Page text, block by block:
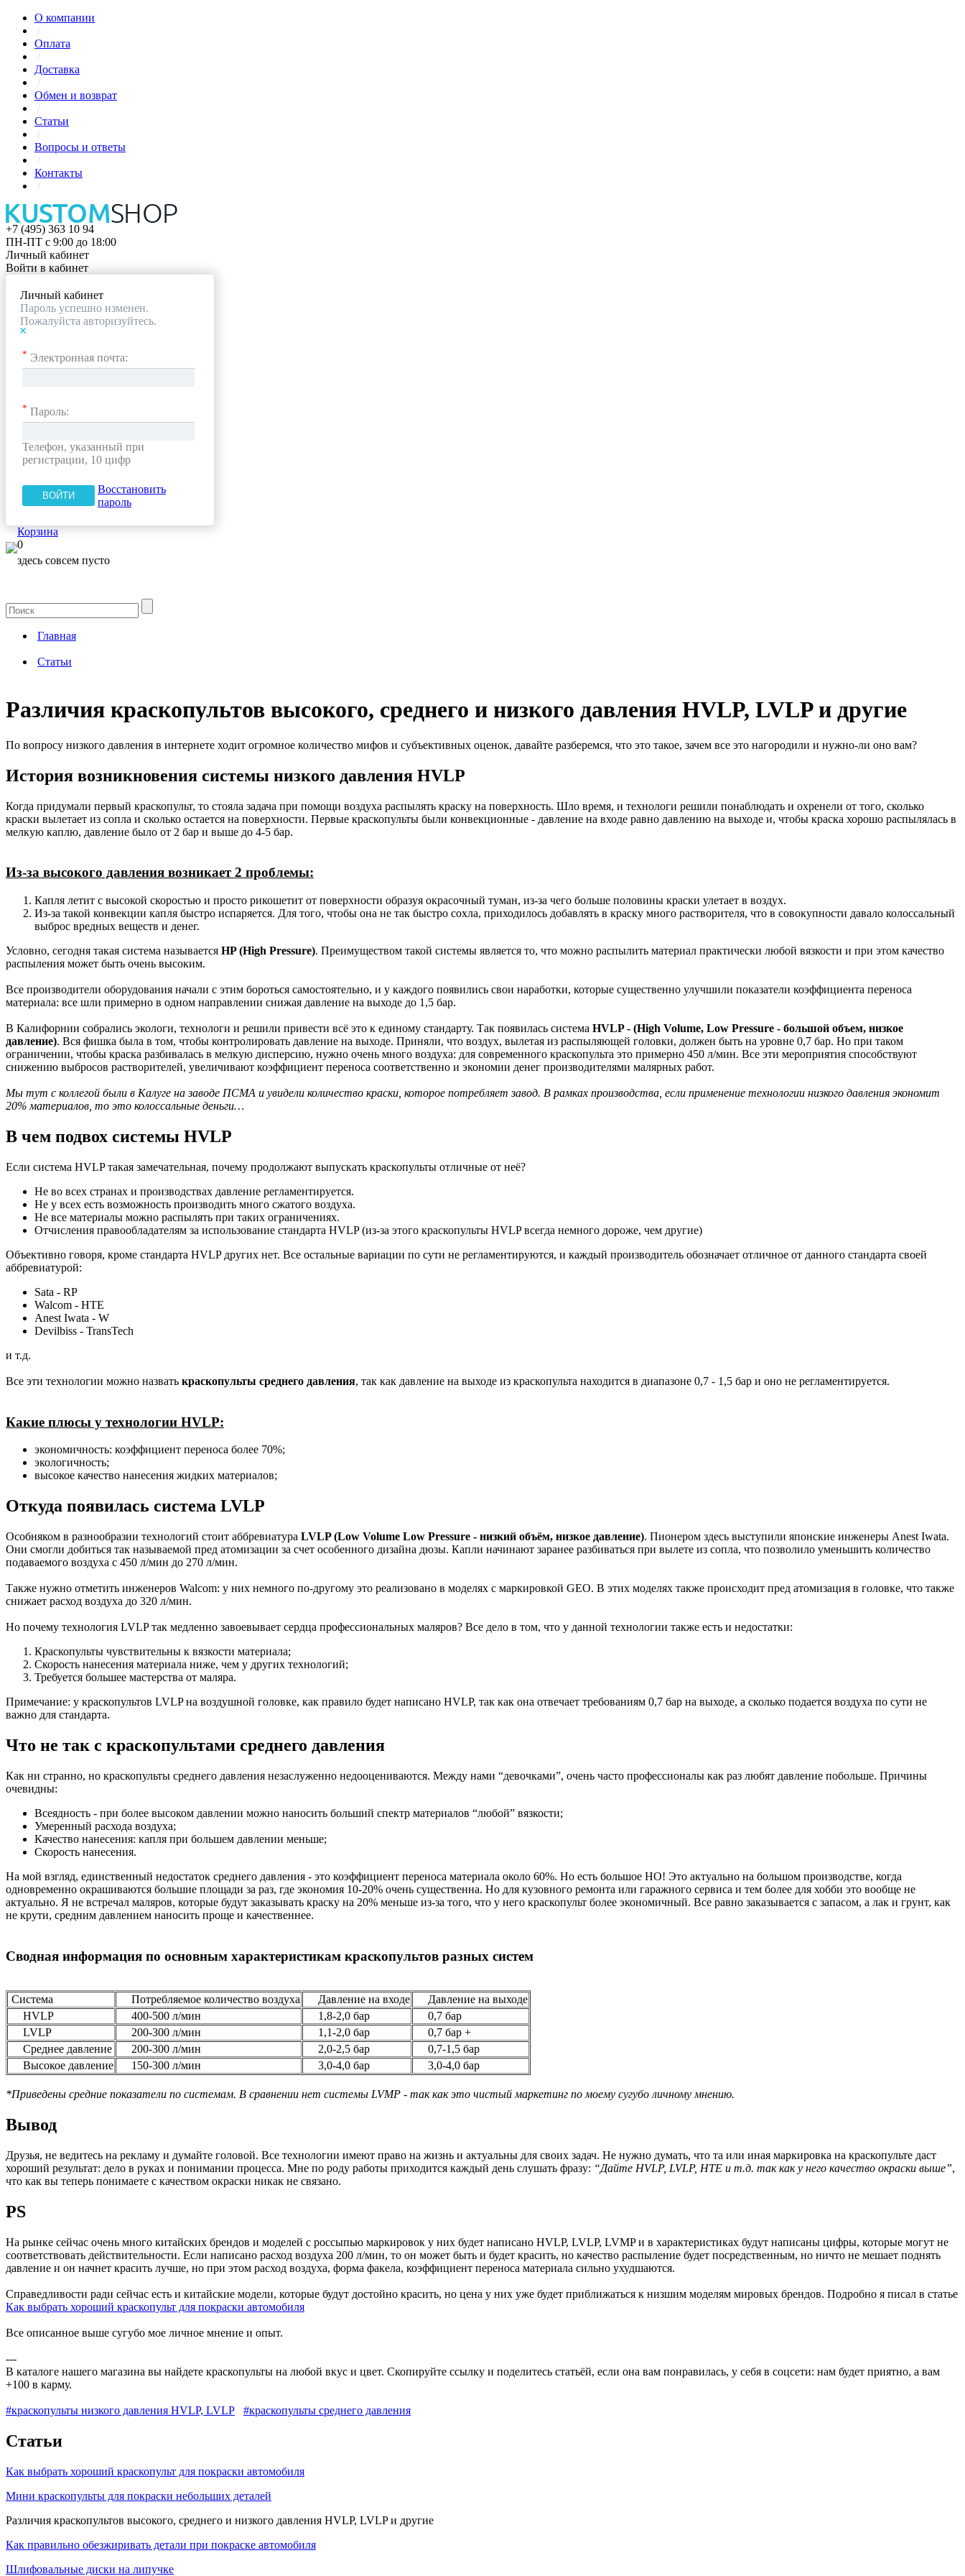
О компании
/
Оплата
/
Доставка
/
Обмен и возврат
/
Статьи
/
Вопросы и ответы
/
Контакты
/
+7 (495) 363 10 94
ПН-ПТ с 9:00 до 18:00
Личный кабинет
Войти в кабинет
Личный кабинет
Пароль успешно изменен.
Пожалуйста авторизуйтесь.
* Электронная почта:
* Пароль:
Телефон, указанный при
регистрации, 10 цифр
Восстановить
пароль
Корзина
0
здесь совсем пусто
Главная
Статьи
Различия краскопультов высокого, среднего и низкого давления HVLP, LVLP и другие
По вопросу низкого давления в интернете ходит огромное количество мифов и субъективных оценок, давайте разберемся, что это такое, зачем все это нагородили и нужно-ли оно вам?
История возникновения системы низкого давления HVLP
Когда придумали первый краскопульт, то стояла задача при помощи воздуха распылять краску на поверхность. Шло время, и технологи решили понаблюдать и охренели от того, сколько
краски вылетает из сопла и сколько остается на поверхности. Первые краскопульты были конвекционные - давление на входе равно давлению на выходе и, чтобы краска хорошо распылялась в
мелкую каплю, давление было от 2 бар и выше до 4-5 бар.
Из-за высокого давления возникает 2 проблемы:
Капля летит с высокой скоростью и просто рикошетит от поверхности образуя окрасочный туман, из-за чего больше половины краски улетает в воздух.
Из-за такой конвекции капля быстро испаряется. Для того, чтобы она не так быстро сохла, приходилось добавлять в краску много растворителя, что в совокупности давало колоссальный
выброс вредных веществ и денег.
Условно, сегодня такая система называется HP (High Pressure). Преимуществом такой системы является то, что можно распылить материал практически любой вязкости и при этом качество
распыления может быть очень высоким.
Все производители оборудования начали с этим бороться самостоятельно, и у каждого появились свои наработки, которые существенно улучшили показатели коэффициента переноса
материала: все шли примерно в одном направлении снижая давление на выходе до 1,5 бар.
В Калифорнии собрались экологи, технологи и решили привести всё это к единому стандарту. Так появилась система HVLP- (High Volume, Low Pressure - большой объем, низкое
давление). Вся фишка была в том, чтобы контролировать давление на выходе. Приняли, что воздух, вылетая из распыляющей головки, должен быть на уровне 0,7 бар. Но при таком
ограничении, чтобы краска разбивалась в мелкую дисперсию, нужно очень много воздуха: для современного краскопульта это примерно 450 л/мин. Все эти мероприятия способствуют
снижению выбросов растворителей, увеличивают коэффициент переноса соответственно и экономии денег производителями малярных работ.
Мы тут с коллегой были в Калуге на заводе ПСМА и увидели количество краски, которое потребляет завод. В рамках производства, если применение технологии низкого давления экономит
20% материалов, то это колоссальные деньги…
В чем подвох системы HVLP
Если система HVLP такая замечательная, почему продолжают выпускать краскопульты отличные от неё?
Не во всех странах и производствах давление регламентируется.
Не у всех есть возможность производить много сжатого воздуха.
Не все материалы можно распылять при таких ограничениях.
Отчисления правообладателям за использование стандарта HVLP (из-за этого краскопульты HVLP всегда немного дороже, чем другие)
Объективно говоря, кроме стандарта HVLP других нет. Все остальные вариации по сути не регламентируются, и каждый производитель обозначает отличное от данного стандарта своей
аббревиатурой:
Sata - RP
Walcom - HTE
Anest Iwata - W
Devilbiss - TransTech
и т.д.
Все эти технологии можно назвать краскопульты среднего давления, так как давление на выходе из краскопульта находится в диапазоне 0,7 - 1,5 бар и оно не регламентируется.
Какие плюсы у технологии HVLP:
экономичность: коэффициент переноса более 70%;
экологичность;
высокое качество нанесения жидких материалов;
Откуда появилась система LVLP
Особняком в разнообразии технологий стоит аббревиатура LVLP (Low Volume Low Pressure - низкий объём, низкое давление). Пионером здесь выступили японские инженеры Anest Iwata.
Они смогли добиться так называемой пред атомизации за счет особенного дизайна дюзы. Капли начинают заранее разбиваться при вылете из сопла, что позволило уменьшить количество
подаваемого воздуха с 450 л/мин до 270 л/мин.
Также нужно отметить инженеров Walcom: у них немного по-другому это реализовано в моделях с маркировкой GEO. В этих моделях также происходит пред атомизация в головке, что также
снижает расход воздуха до 320 л/мин.
Но почему технология LVLP так медленно завоевывает сердца профессиональных маляров? Все дело в том, что у данной технологии также есть и недостатки:
Краскопульты чувствительны к вязкости материала;
Скорость нанесения материала ниже, чем у других технологий;
Требуется большее мастерства от маляра.
Примечание: у краскопультов LVLP на воздушной головке, как правило будет написано HVLP, так как она отвечает требованиям 0,7 бар на выходе, а сколько подается воздуха по сути не
важно для стандарта.
Что не так с краскопультами среднего давления
Как ни странно, но краскопульты среднего давления незаслуженно недооцениваются. Между нами “девочками”, очень часто профессионалы как раз любят давление побольше. Причины
очевидны:
Всеядность - при более высоком давлении можно наносить больший спектр материалов “любой” вязкости;
Умеренный расхода воздуха;
Качество нанесения: капля при большем давлении меньше;
Скорость нанесения.
На мой взгляд, единственный недостаток среднего давления - это коэффициент переноса материала около 60%. Но есть большое НО! Это актуально на большом производстве, когда
одновременно окрашиваются большие площади за раз, где экономия 10-20% очень существенна. Но для кузовного ремонта или гаражного сервиса и тем более для хобби это вообще не
актуально. Я не встречал маляров, которые будут заказывать краску на 20% меньше из-за того, что у него краскопульт более экономичный. Все равно заказывается с запасом, а лак и грунт, как
не крути, средним давлением наносить проще и качественнее.
Сводная информация по основным характеристикам краскопультов разных систем
Система Потребляемое количество воздуха Давление на входе
Давление на выходе
HVLP
400-500 л/мин 1,8-2,0 бар
0,7 бар
LVLP
200-300 л/мин 1,1-2,0 бар
0,7 бар +
Среднее давление
200-300 л/мин 2,0-2,5 бар
0,7-1,5 бар
Высокое давление
150-300 л/мин 3,0-4,0 бар 3,0-4,0 бар
*Приведены средние показатели по системам. В сравнении нет системы LVMP - так как это чистый маркетинг по моему сугубо личному мнению.
Вывод
Друзья, не ведитесь на рекламу и думайте головой. Все технологии имеют право на жизнь и актуальны для своих задач. Не нужно думать, что та или иная маркировка на краскопульте даст
хороший результат: дело в руках и понимании процесса. Мне по роду работы приходится каждый день слушать фразу: “Дайте HVLP, LVLP, HTE и т.д. так как у него качество окраски выше”,
что как вы теперь понимаете с качеством окраски никак не связано.
PS
На рынке сейчас очень много китайских брендов и моделей с россыпью маркировок у них будет написано HVLP, LVLP, LVMP и в характеристиках будут написаны цифры, которые могут не
соответствовать действительности. Если написано расход воздуха 200 л/мин, то он может быть и будет красить, но качество распыление будет посредственным, но ничто не мешает поднять
давление и он начнет красить лучше, но при этом расход воздуха, форма факела, коэффициент переноса материала сильно ухудшаются.
Справедливости ради сейчас есть и китайские модели, которые будут достойно красить, но цена у них уже будет приближаться к низшим моделям мировых брендов. Подробно я писал в статье
Как выбрать хороший краскопульт для покраски автомобиля
Все описанное выше сугубо мое личное мнение и опыт.
---
В каталоге нашего магазина вы найдете краскопульты на любой вкус и цвет. Скопируйте ссылку и поделитесь статьёй, если она вам понравилась, у себя в соцсети: нам будет приятно, а вам
+100 в карму.
#краскопульты низкого давления HVLP, LVLP #краскопульты среднего давления
Статьи
Как выбрать хороший краскопульт для покраски автомобиля
Мини краскопульты для покраски небольших деталей
Различия краскопультов высокого, среднего и низкого давления HVLP, LVLP и другие
Как правильно обезжиривать детали при покраске автомобиля
Шлифовальные диски на липучке